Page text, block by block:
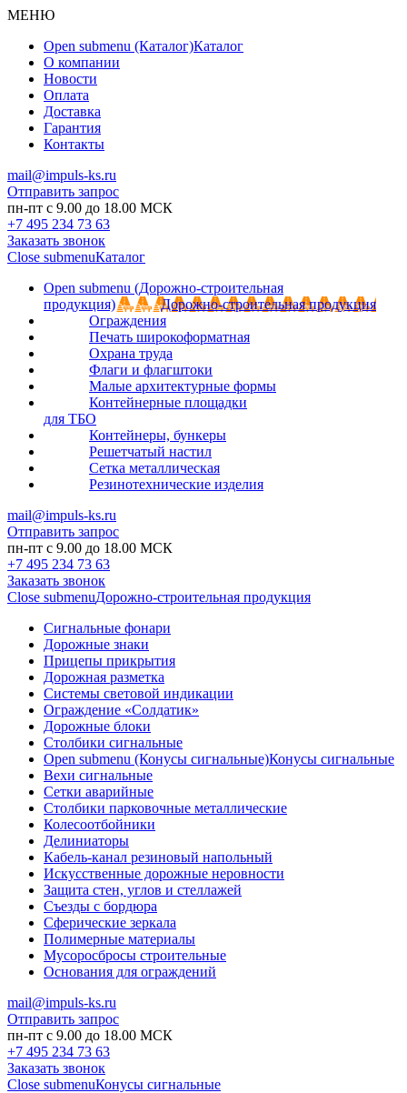
МЕНЮ
Open submenu (Каталог)Каталог
О компании
Новости
Оплата
Доставка
Гарантия
Контакты
mail@impuls-ks.ru
Отправить запрос
пн-пт с 9.00 до 18.00 МСК
+7 495 234 73 63
Заказать звонок
Close submenuКаталог
Open submenu (Дорожно-строительная
продукция)
Дорожно-строительная продукция
Ограждения
Печать широкоформатная
Охрана труда
Флаги и флагштоки
Малые архитектурные формы
Контейнерные площадки
для ТБО
Контейнеры, бункеры
Решетчатый настил
Сетка металлическая
Резинотехнические изделия
mail@impuls-ks.ru
Отправить запрос
пн-пт с 9.00 до 18.00 МСК
+7 495 234 73 63
Заказать звонок
Close submenuДорожно-строительная продукция
Сигнальные фонари
Дорожные знаки
Прицепы прикрытия
Дорожная разметка
Системы световой индикации
Ограждение «Солдатик»
Дорожные блоки
Столбики сигнальные
Open submenu (Конусы сигнальные)Конусы сигнальные
Вехи сигнальные
Сетки аварийные
Столбики парковочные металлические
Колесоотбойники
Делиниаторы
Кабель-канал резиновый напольный
Искусственные дорожные неровности
Защита стен, углов и стеллажей
Съезды с бордюра
Сферические зеркала
Полимерные материалы
Мусоросбросы строительные
Основания для ограждений
mail@impuls-ks.ru
Отправить запрос
пн-пт с 9.00 до 18.00 МСК
+7 495 234 73 63
Заказать звонок
Close submenuКонусы сигнальные